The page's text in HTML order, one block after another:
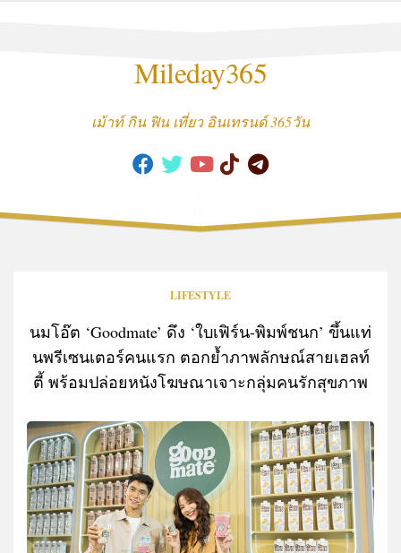
Mileday365
เม้าท์ กิน ฟิน เที่ยว อินเทรนด์ 365วัน
LIFESTYLE
นมโอ๊ต ‘Goodmate’ ดึง ‘ใบเฟิร์น-พิมพ์ชนก’ ขึ้นแท่
นพรีเซนเตอร์คนแรก ตอกย้ำภาพลักษณ์สายเฮลท์
ตี้ พร้อมปล่อยหนังโฆษณาเจาะกลุ่มคนรักสุขภาพ